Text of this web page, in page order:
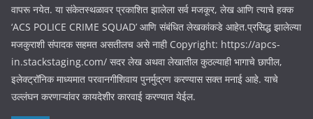
वापरू नयेत. या संकेतस्थळावर प्रकाशित झालेला सर्व मजकूर, लेख आणि त्याचे हक्क
‘ACS POLICE CRIME SQUAD’ आणि संबंधित लेखकांकडे आहेत.प्रसिद्ध झालेल्या
मजकुराशी संपादक सहमत असतीलच असे नाही Copyright: https://apcs-
in.stackstaging.com/ सदर लेख अथवा लेखातील कुठल्याही भागाचे छापील,
इलेक्ट्रॉनिक माध्यमात परवानगीशिवाय पुनर्मुद्रण करण्यास सक्त मनाई आहे. याचे
उल्लंघन करणाऱ्यांवर कायदेशीर कारवाई करण्यात येईल.